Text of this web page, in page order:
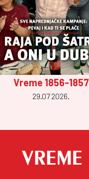
Vreme 1856-1857
29.07 2026.